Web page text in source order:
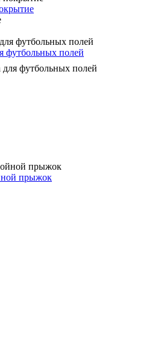
футбольных полей
для футбольных полей
прыжок